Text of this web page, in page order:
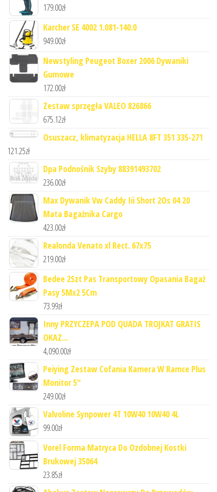
179.00zł
Karcher SE 4002 1.081-140.0
949.00zł
Newstyling Peugeot Boxer 2006 Dywaniki
Gumowe
172.00zł
Zestaw sprzęgła VALEO 826866
675.12zł
Osuszacz, klimatyzacja HELLA 8FT 351 335-271
121.25zł
Dpa Podnośnik Szyby 88391493702
236.00zł
Max Dywanik Vw Caddy Iii Short 2Os 04 20
Mata Bagażnika Cargo
423.00zł
Realonda Venato xl Rect. 67x75
219.00zł
Bedee 2Szt Pas Transportowy Opasania Bagaż
Pasy 5Mx2 5Cm
73.99zł
Inny PRZYCZEPA POD QUADA TROJKAT GRATIS
OKAZ...
4,090.00zł
Peiying Zestaw Cofania Kamera W Ramce Plus
Monitor 5"
249.00zł
Valvoline Synpower 4T 10W40 10W40 4L
99.00zł
Vorel Forma Matryca Do Ozdobnej Kostki
Brukowej 35064
23.85zł